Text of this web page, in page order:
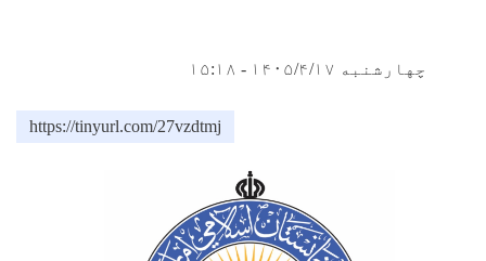
چهارشنبه ۱۴۰۵/۴/۱۷ - ۱۵:۱۸
https://tinyurl.com/27vzdtmj